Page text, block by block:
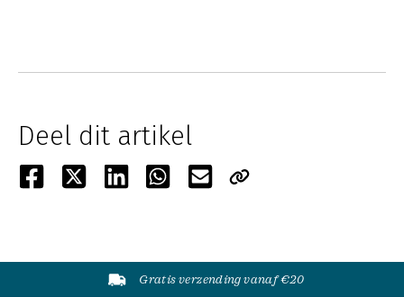
Deel dit artikel
Gratis verzending vanaf €20